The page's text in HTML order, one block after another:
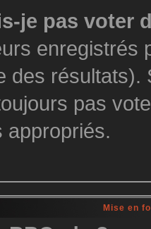
je pas voter
enregistrés
des
pas
appropriés.
Mise en